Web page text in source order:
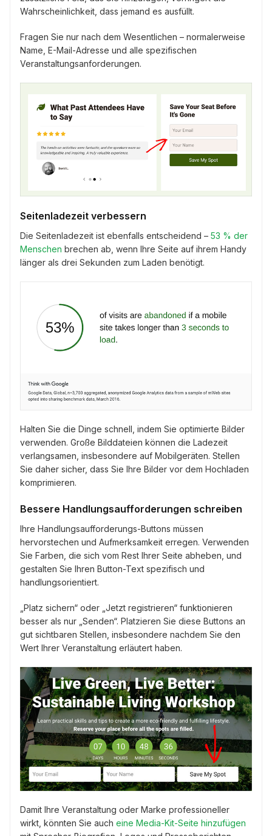
Wahrscheinlichkeit, dass jemand es ausfüllt.
Fragen Sie nur nach dem Wesentlichen – normalerweise
Name, E-Mail-Adresse und alle spezifischen
Veranstaltungsanforderungen.
Seitenladezeit verbessern
Die Seitenladezeit ist ebenfalls entscheidend – 53 % der
Menschen brechen ab, wenn Ihre Seite auf ihrem Handy
länger als drei Sekunden zum Laden benötigt.
Halten Sie die Dinge schnell, indem Sie optimierte Bilder
verwenden. Große Bilddateien können die Ladezeit
verlangsamen, insbesondere auf Mobilgeräten. Stellen
Sie daher sicher, dass Sie Ihre Bilder vor dem Hochladen
komprimieren.
Bessere Handlungsaufforderungen schreiben
Ihre Handlungsaufforderungs-Buttons müssen
hervorstechen und Aufmerksamkeit erregen. Verwenden
Sie Farben, die sich vom Rest Ihrer Seite abheben, und
gestalten Sie Ihren Button-Text spezifisch und
handlungsorientiert.
„Platz sichern“ oder „Jetzt registrieren“ funktionieren
besser als nur „Senden“. Platzieren Sie diese Buttons an
gut sichtbaren Stellen, insbesondere nachdem Sie den
Wert Ihrer Veranstaltung erläutert haben.
Damit Ihre Veranstaltung oder Marke professioneller
wirkt, könnten Sie auch eine Media-Kit-Seite hinzufügen